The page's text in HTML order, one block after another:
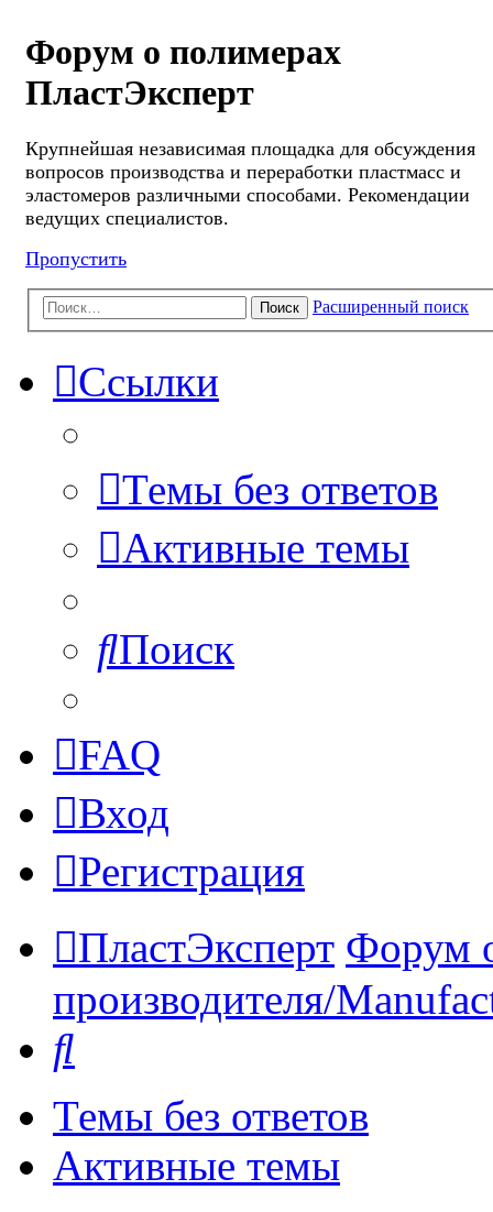
Форум о полимерах
ПластЭксперт
Крупнейшая независимая площадка для обсуждения
вопросов производства и переработки пластмасс и
эластомеров различными способами. Рекомендации
ведущих специалистов.
Пропустить
Поиск Расширенный поиск
Ссылки
Темы без ответов
Активные темы
Поиск
FAQ
Вход
Регистрация
ПластЭксперт Форум
производителя/
Темы без ответов
Активные темы